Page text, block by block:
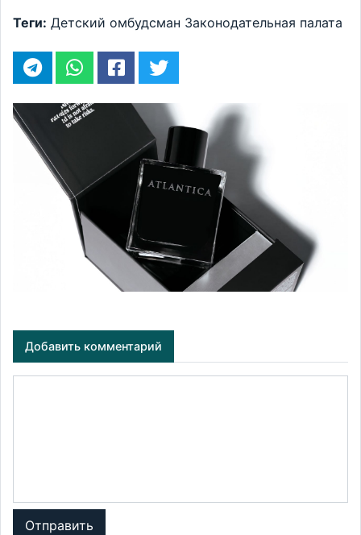
Теги: Детский омбудсман Законодательная палата
Добавить комментарий
Отправить